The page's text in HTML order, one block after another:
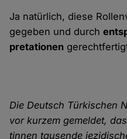
Ja natürlich, diese
gegeben und durch
pretationen
Die Deutsch Türkischen
vor kurzem gemeldet,
tinnen tausende